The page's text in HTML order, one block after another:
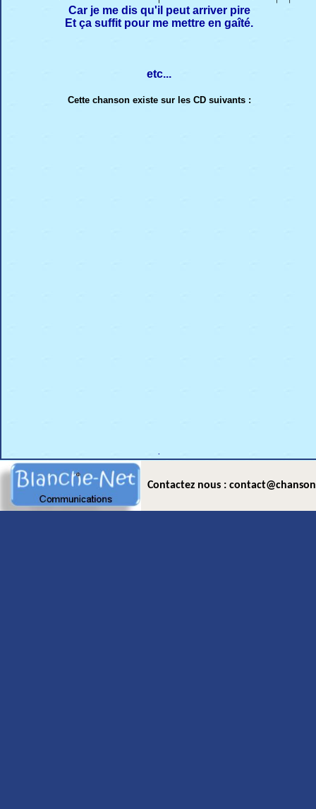
Car je me dis qu'il peut arriver pire
Et ça suffit pour me mettre en gaîté.
etc...
Cette chanson existe sur les CD suivants :
.
Contactez nous :